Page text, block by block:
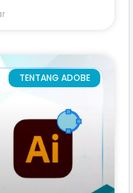
TENTANG ADOBE